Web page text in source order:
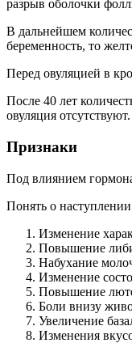
разрыв оболочки
В дальнейшем
беременность, то
Перед овуляцией в
После 40 лет
овуляция отсутствуют.
Признаки
Под влиянием
Понять о
Изменение
Повышение
Набухание
Изменение
Повышение
Боли внизу
Увеличение
Изменения